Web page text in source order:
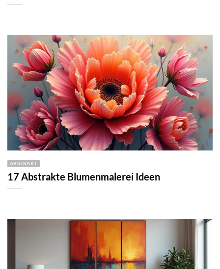
ABSTRAKT
17 Abstrakte Blumenmalerei Ideen